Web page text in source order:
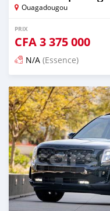
Ouagadougou
PRIX
CFA3 375 000
N/A (Essence)
Publié il y a 4 mois